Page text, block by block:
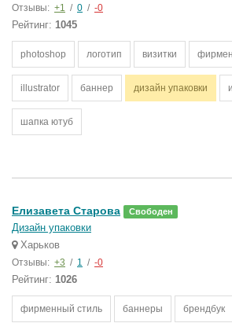
Отзывы: +1 / 0 / -0
Рейтинг: 1045
photoshop логотип визитки
illustrator баннер дизайн упаковки
шапка ютуб
Елизавета Старова Свободен
Дизайн упаковки
Харьков
Отзывы: +3 / 1 / -0
Рейтинг: 1026
фирменный стиль баннеры брендбук